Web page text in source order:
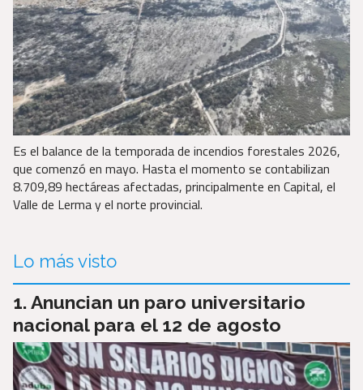
Es el balance de la temporada de incendios forestales 2026,
que comenzó en mayo. Hasta el momento se contabilizan
8.709,89 hectáreas afectadas, principalmente en Capital, el
Valle de Lerma y el norte provincial.
Lo más visto
Anuncian un paro universitario
nacional para el 12 de agosto